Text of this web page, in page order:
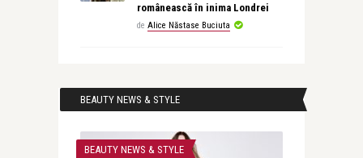
românească în inima Londrei
de Alice Năstase Buciuta
BEAUTY NEWS & STYLE
BEAUTY NEWS & STYLE